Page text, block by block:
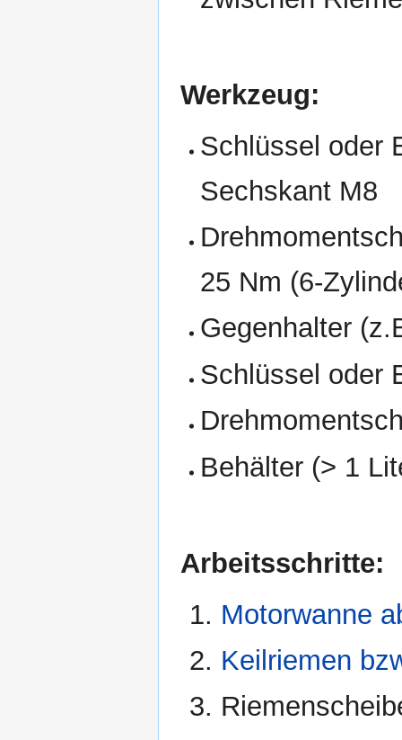
Werkzeug:
Schlüssel oder
Sechskant M8
25 Nm (6-
Gegenhalter
Schlüssel oder
Behälter (> 1
Arbeitsschritte:
Motorwanne
Keilriemen